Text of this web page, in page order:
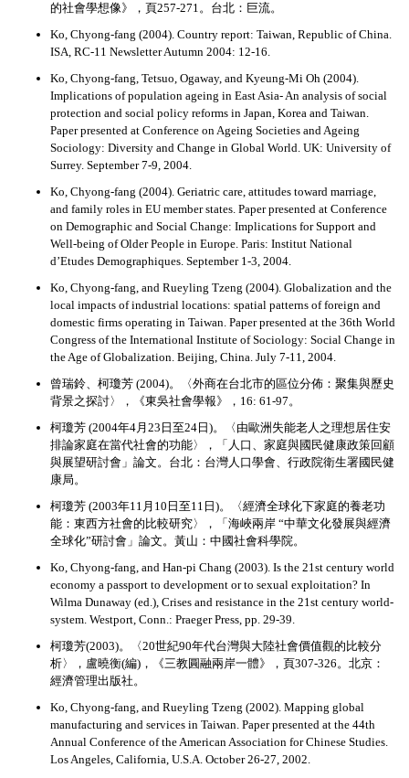
的社會學想像》，頁257-271。台北：巨流。
Ko, Chyong-fang (2004). Country report: Taiwan, Republic of China.
ISA, RC-11 Newsletter Autumn 2004: 12-16.
Ko, Chyong-fang, Tetsuo, Ogaway, and Kyeung-Mi Oh (2004).
Implications of population ageing in East Asia- An analysis of social
protection and social policy reforms in Japan, Korea and Taiwan.
Paper presented at Conference on Ageing Societies and Ageing
Sociology: Diversity and Change in Global World. UK: University of
Surrey. September 7-9, 2004.
Ko, Chyong-fang (2004). Geriatric care, attitudes toward marriage,
and family roles in EU member states. Paper presented at Conference
on Demographic and Social Change: Implications for Support and
Well-being of Older People in Europe. Paris: Institut National
d’Etudes Demographiques. September 1-3, 2004.
Ko, Chyong-fang, and Rueyling Tzeng (2004). Globalization and the
local impacts of industrial locations: spatial patterns of foreign and
domestic firms operating in Taiwan. Paper presented at the 36th World
Congress of the International Institute of Sociology: Social Change in
the Age of Globalization. Beijing, China. July 7-11, 2004.
曾瑞鈴、柯瓊芳 (2004)。〈外商在台北市的區位分佈：聚集與歷史
背景之探討〉，《東吳社會學報》，16: 61-97。
柯瓊芳 (2004年4月23日至24日)。〈由歐洲失能老人之理想居住安
排論家庭在當代社會的功能〉，「人口、家庭與國民健康政策回顧
與展望研討會」論文。台北：台灣人口學會、行政院衛生署國民健
康局。
柯瓊芳 (2003年11月10日至11日)。〈經濟全球化下家庭的養老功
能：東西方社會的比較研究〉，「海峽兩岸 “中華文化發展與經濟
全球化”研討會」論文。黃山：中國社會科學院。
Ko, Chyong-fang, and Han-pi Chang (2003). Is the 21st century world
economy a passport to development or to sexual exploitation? In
Wilma Dunaway (ed.), Crises and resistance in the 21st century world-
system. Westport, Conn.: Praeger Press, pp. 29-39.
柯瓊芳(2003)。〈20世紀90年代台灣與大陸社會價值觀的比較分
析〉，盧曉衡(編)，《三教圓融兩岸一體》，頁307-326。北京：
經濟管理出版社。
Ko, Chyong-fang, and Rueyling Tzeng (2002). Mapping global
manufacturing and services in Taiwan. Paper presented at the 44th
Annual Conference of the American Association for Chinese Studies.
Los Angeles, California, U.S.A. October 26-27, 2002.